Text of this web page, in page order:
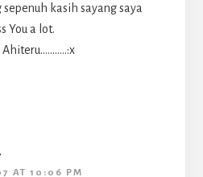
kasih sayang saya
You a lot.
AT 10:06 PM